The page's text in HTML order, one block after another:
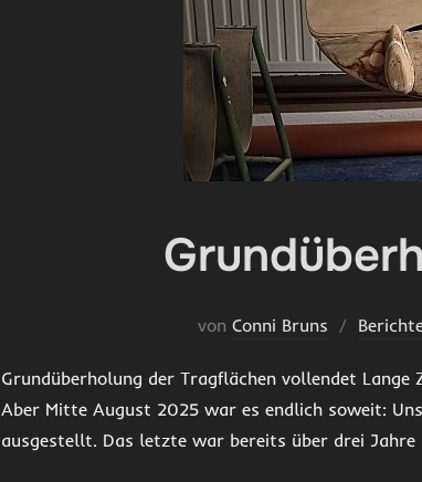
von Conni Bruns
Grundüberholung der Tragflächen vollendet
Aber Mitte August 2025 war es endlich soweit:
ausgestellt. Das letzte war bereits über drei